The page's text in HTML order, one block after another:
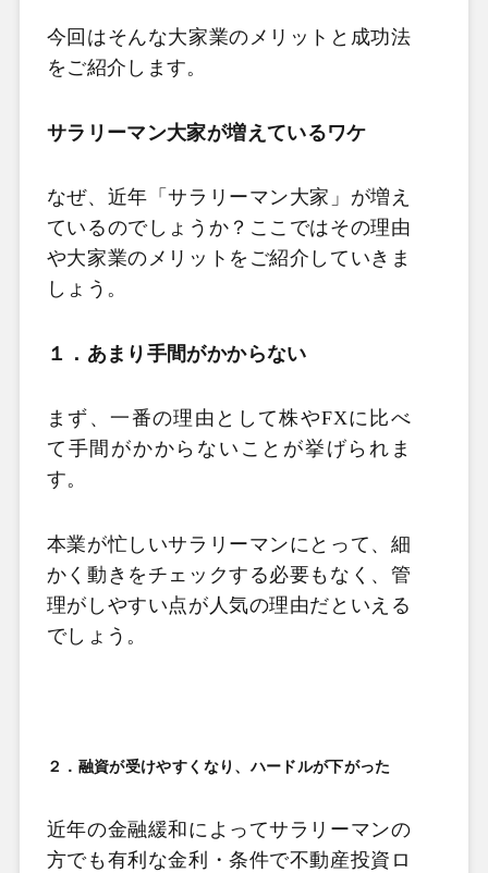
今回はそんな大家業のメリットと成功法
をご紹介します。
サラリーマン大家が増えているワケ
なぜ、近年「サラリーマン大家」が増え
ているのでしょうか？ここではその理由
や大家業のメリットをご紹介していきま
しょう。
１．あまり手間がかからない
まず、一番の理由として株やFXに比べ
て手間がかからないことが挙げられま
す。
本業が忙しいサラリーマンにとって、細
かく動きをチェックする必要もなく、管
理がしやすい点が人気の理由だといえる
でしょう。
２．融資が受けやすくなり、ハードルが下がった
近年の金融緩和によってサラリーマンの
方でも有利な金利・条件で不動産投資ロ